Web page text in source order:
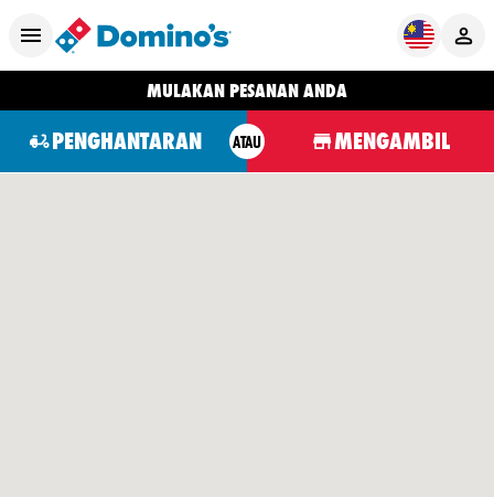
MULAKAN PESANAN ANDA
PENGHANTARAN ATAU MENGAMBIL